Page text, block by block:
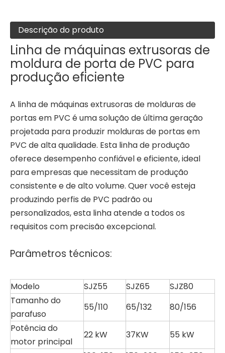
Descrição do produto
Linha de máquinas extrusoras de
moldura de porta de PVC para
produção eficiente
A linha de máquinas extrusoras de molduras de
portas em PVC é uma solução de última geração
projetada para produzir molduras de portas em
PVC de alta qualidade. Esta linha de produção
oferece desempenho confiável e eficiente, ideal
para empresas que necessitam de produção
consistente e de alto volume. Quer você esteja
produzindo perfis de PVC padrão ou
personalizados, esta linha atende a todos os
requisitos com precisão excepcional.
Parâmetros técnicos:
Modelo SJZ55 SJZ65
SJZ80
Tamanho do
parafuso
55/110 65/132
80/156
Potência do
motor principal
22 kW 37KW
55 kW